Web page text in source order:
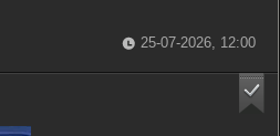
25-07-2026, 12:00